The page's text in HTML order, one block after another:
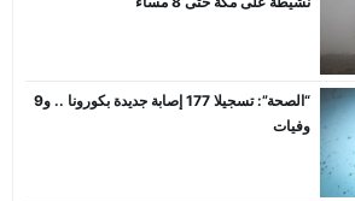
“الصحة”: تسجيلا 177 إصابة جديدة بكورونا .. و9
وفيات